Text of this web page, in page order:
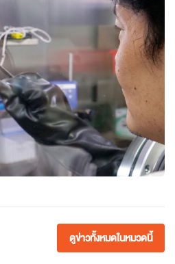
ดูข่าวทั้งหมดในหมวดนี้